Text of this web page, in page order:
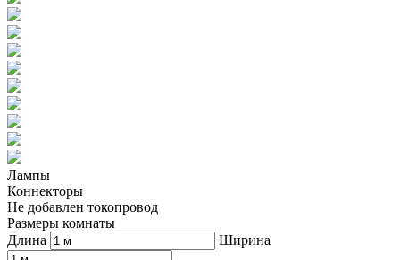
Лампы
Коннекторы
Не добавлен токопровод
Размеры комнаты
Длина
Ширина